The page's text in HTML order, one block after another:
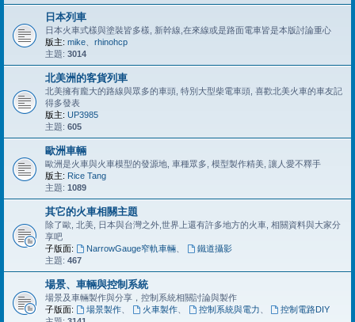
日本列車
日本火車式樣與塗裝皆多樣, 新幹線,在來線或是路面電車皆是本版討論重心
版主: mike
rhinohcp
主題: 3014
北美洲的客貨列車
北美擁有龐大的路線與眾多的車頭, 特別大型柴電車頭, 喜歡北美火車的車友記
得多發表
版主: UP3985
主題: 605
歐洲車輛
歐洲是火車與火車模型的發源地, 車種眾多, 模型製作精美, 讓人愛不釋手
版主: Rice Tang
主題: 1089
其它的火車相關主題
除了歐, 北美, 日本與台灣之外,世界上還有許多地方的火車, 相關資料與大家分
享吧
子版面:
NarrowGauge窄軌車輛、
鐵道攝影
主題: 467
場景、車輛與控制系統
場景及車輛製作與分享，控制系統相關討論與製作
子版面:
場景製作、 火車製作、 控制系統與電力
控制電路DIY